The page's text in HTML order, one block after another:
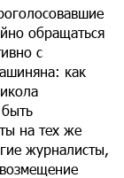
обращаться
с
как
на тех же
журналисты,